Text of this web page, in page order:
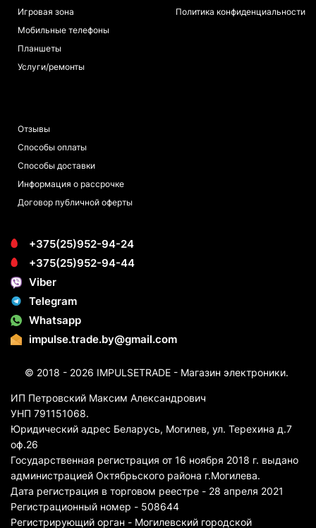
Игровая зона
Мобильные телефоны
Планшеты
Услуги/ремонты
Политика конфиденциальности
Отзывы
Способы оплаты
Способы доставки
Информация о рассрочке
Договор публичной оферты
+375(25)952-94-24
+375(25)952-94-44
Viber
Telegram
Whatsapp
impulse.trade.by@gmail.com
© 2018 - 2026 IMPULSETRADE - Магазин электроники.
ИП Петровский Максим Александрович
УНП 791151068.
Юридический адрес Беларусь, Могилев, ул. Терехина д.7
оф.26
Государственная регистрация от 16 ноября 2018 г. выдано
администрацией Октябрьского района г.Могилева.
Дата регистрация в торговом реестре - 28 апреля 2021
Регистрационный номер - 508644
Регистрирующий орган - Могилевский городской